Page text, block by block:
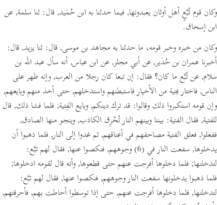
وكان قوم تُبَّعٍ أهل أوثان يعبدونها, فيما حدثنا به ابن حُمَيد, قال: ثنا سلمة, عن
ابن إسحاق.
وكان من خبره وخبر قومه، ما حدثنا به مجاهد بن موسى, قال: ثنا يزيد, قال:
أخبرنا عمران بن حُدَير, عن أبي مجلز, عن ابن عباس, أنه سأل عبد الله بن
سلام, عن تُبَّع ما كان؟ فقال: إن تبعا كان رجلا من العرب, وإنه ظهر على
الناس, فاختار فِتية من الأخيار فاستبطنهم واستدخلهم, حتى أخذ منهم وبايعهم,
وإن قومه استكبروا ذلك وقالوا: قد ترك دينكم, وبايع الفِتية; فلما فشا ذلك, قال
للفتية, فقال الفتية: بيننا وبينهم النار تُحْرِق الكاذب, وينجو منها الصادق,
ففعلوا, فعلق الفتية مصاحفهم في أعناقهم, ثم غدوا إلى النار, فلما ذهبوا أن
يدخلوها, سفعت النار في (6) وجوههم, فنكصوا عنها, فقال لهم تبَّع:
لتدخلنها; فلما دخلوها أفرجت عنهم حتى قطعوها, وأنه قال لقومه ادخلوها;
فلما ذهبوا يدخلونها سفعت النار وجوههم, فنكصوا عنها, فقال لهم تبَّع:
لتدخلنها, فلما دخلوها أفرجت عنهم, حتى إذا توسطوا أحاطت بهم, فأحرقتهم,